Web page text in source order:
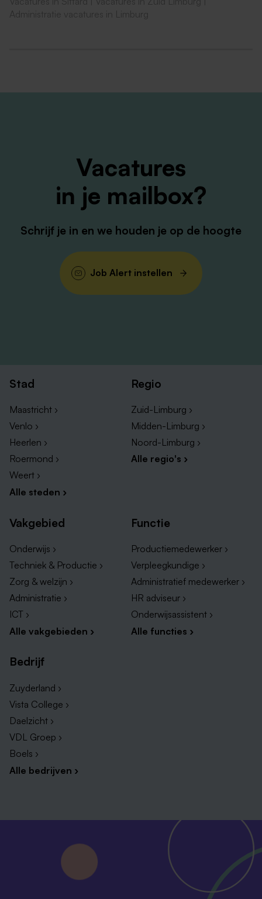
Vacatures
in je mailbox?
Schrijf je in en we houden je op de hoogte
Job Alert instellen
Stad
Maastricht ›
Venlo ›
Heerlen ›
Roermond ›
Weert ›
Alle steden ›
Regio
Zuid-Limburg ›
Midden-Limburg ›
Noord-Limburg ›
Alle regio's ›
Vakgebied
Onderwijs ›
Techniek & Productie ›
Zorg & welzijn ›
Administratie ›
ICT ›
Alle vakgebieden ›
Functie
Productiemedewerker ›
Verpleegkundige ›
Administratief medewerker ›
HR adviseur ›
Onderwijsassistent ›
Alle functies ›
Bedrijf
Zuyderland ›
Vista College ›
Daelzicht ›
VDL Groep ›
Boels ›
Alle bedrijven ›